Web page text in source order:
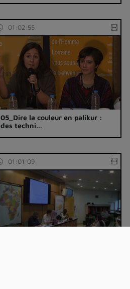
01:02:55
05_Dire la couleur en palikur :
des techni…
01:01:09